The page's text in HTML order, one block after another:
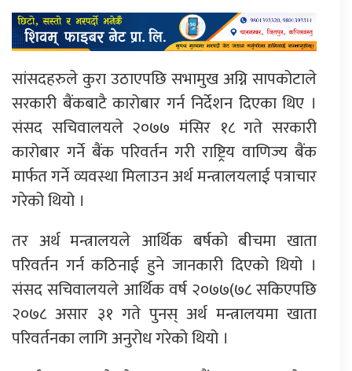
सांसदहरुले कुरा उठाएपछि सभामुख अग्नि सापकोटाले
सरकारी बैंकबाटै कारोबार गर्न निर्देशन दिएका थिए ।
संसद सचिवालयले २०७७ मंसिर १८ गते सरकारी
कारोबार गर्ने बैंक परिवर्तन गरी राष्ट्रिय वाणिज्य बैंक
मार्फत गर्ने व्यवस्था मिलाउन अर्थ मन्त्रालयलाई पत्राचार
गरेको थियो ।
तर अर्थ मन्त्रालयले आर्थिक बर्षको बीचमा खाता
परिवर्तन गर्न कठिनाई हुने जानकारी दिएको थियो ।
संसद सचिवालयले आर्थिक वर्ष २०७७(७८ सकिएपछि
२०७८ असार ३१ गते पुनस् अर्थ मन्त्रालयमा खाता
परिवर्तनका लागि अनुरोध गरेको थियो ।